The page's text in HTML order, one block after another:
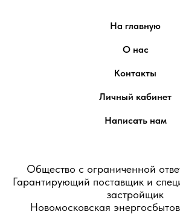
На главную
О нас
Контакты
Личный кабинет
Написать нам
Общество с ограниченной
Гарантирующий поставщик и
застройщик
Новомосковская